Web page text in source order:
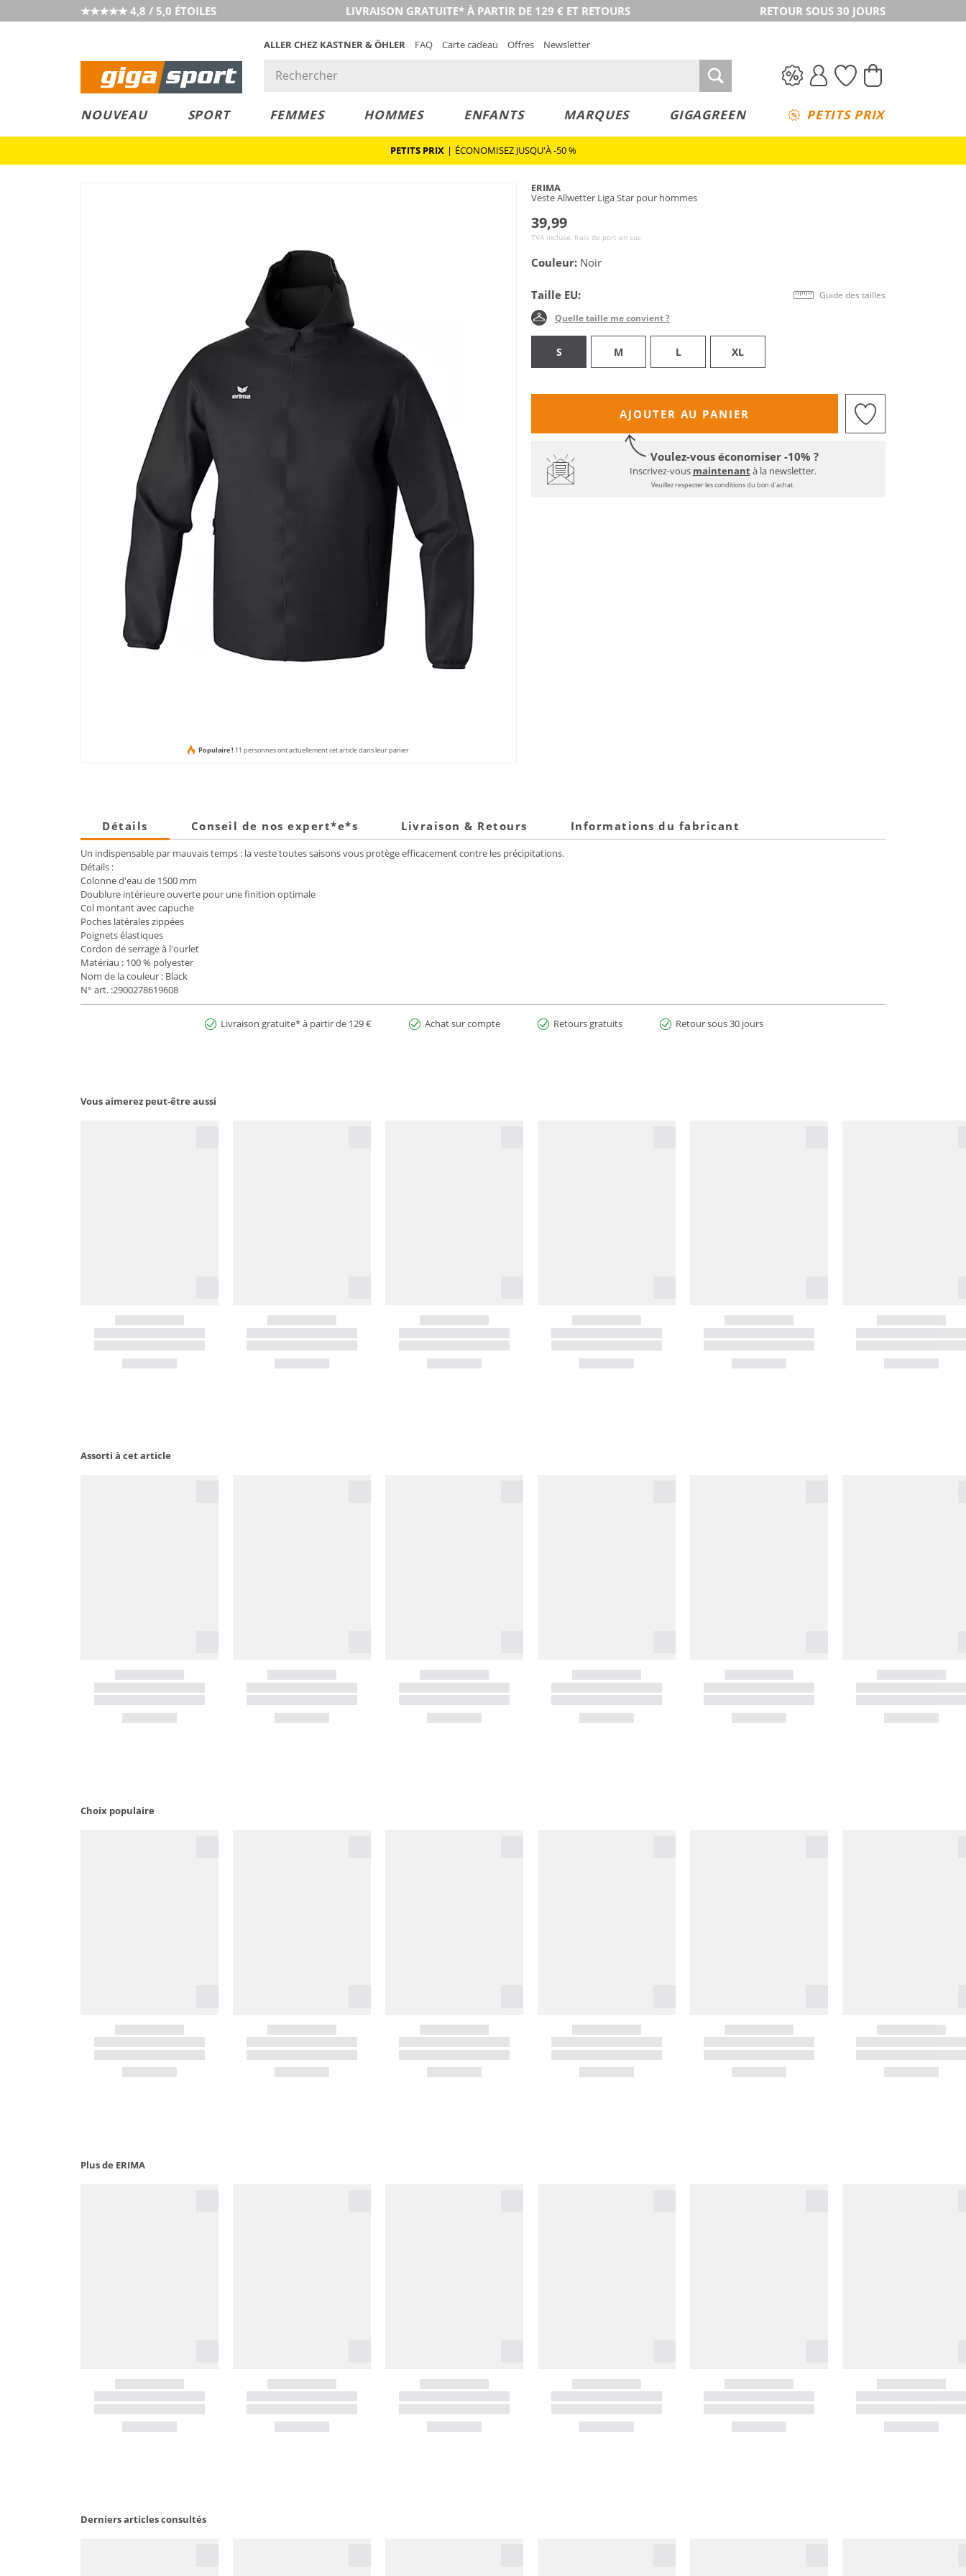
★★★★★ 4,8 / 5,0 ÉTOILES LIVRAISON GRATUITE* À PARTIR DE 129 € ET RETOURS RETOUR SOUS 30 JOURS
ALLER CHEZ KASTNER & ÖHLER FAQ Carte cadeau Offres Newsletter
NOUVEAU SPORT FEMMES HOMMES ENFANTS MARQUES GIGAGREEN PETITS PRIX
PETITS PRIX | ÉCONOMISEZ JUSQU'À -50 %
Populaire ! 11 personnes ont actuellement cet article dans leur panier
ERIMA
Veste Allwetter Liga Star pour hommes
39,99
TVA incluse, frais de port en sus
Couleur: Noir
Taille EU: Guide des tailles
Quelle taille me convient ?
S M L XL
AJOUTER AU PANIER
Voulez-vous économiser -10% ?
Inscrivez-vous maintenantà la newsletter.
Veuillez respecter les conditions du bon d'achat.
Détails Conseil de nos expert*e*s Livraison & Retours Informations du fabricant
Un indispensable par mauvais temps : la veste toutes saisons vous protège efficacement contre les précipitations.
Détails :
Colonne d'eau de 1500 mm
Doublure intérieure ouverte pour une finition optimale
Col montant avec capuche
Poches latérales zippées
Poignets élastiques
Cordon de serrage à l'ourlet
Matériau : 100 % polyester
Nom de la couleur : Black
N° art. :2900278619608
Livraison gratuite* à partir de 129 € Achat sur compte Retours gratuits Retour sous 30 jours
Vous aimerez peut-être aussi
Assorti à cet article
Choix populaire
Plus de ERIMA
Derniers articles consultés